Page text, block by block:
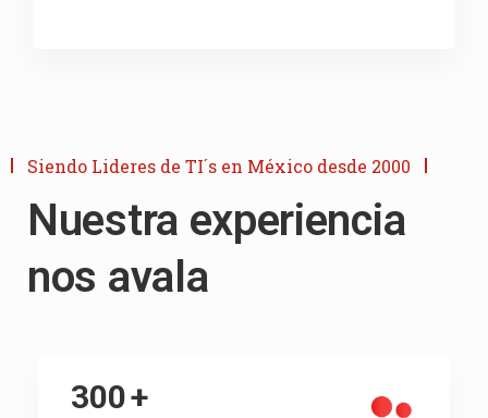
Siendo Lideres de TI´s en México desde 2000
Nuestra experiencia
nos avala
300+